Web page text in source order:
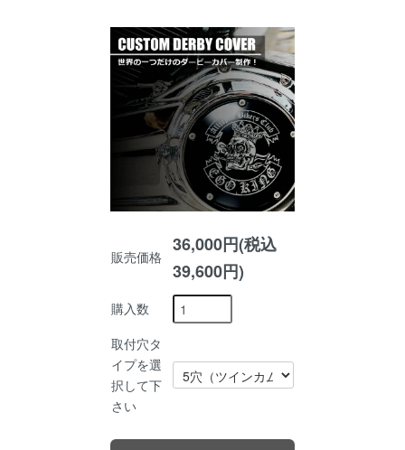
販売価格
36,000円(税込
39,600円)
購入数
取付穴タ
イプを選
択して下
さい